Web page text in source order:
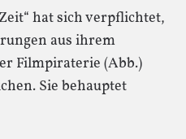
hat sich verpflichtet,
aus ihrem
Filmpiraterie (Abb.)
Sie behauptet